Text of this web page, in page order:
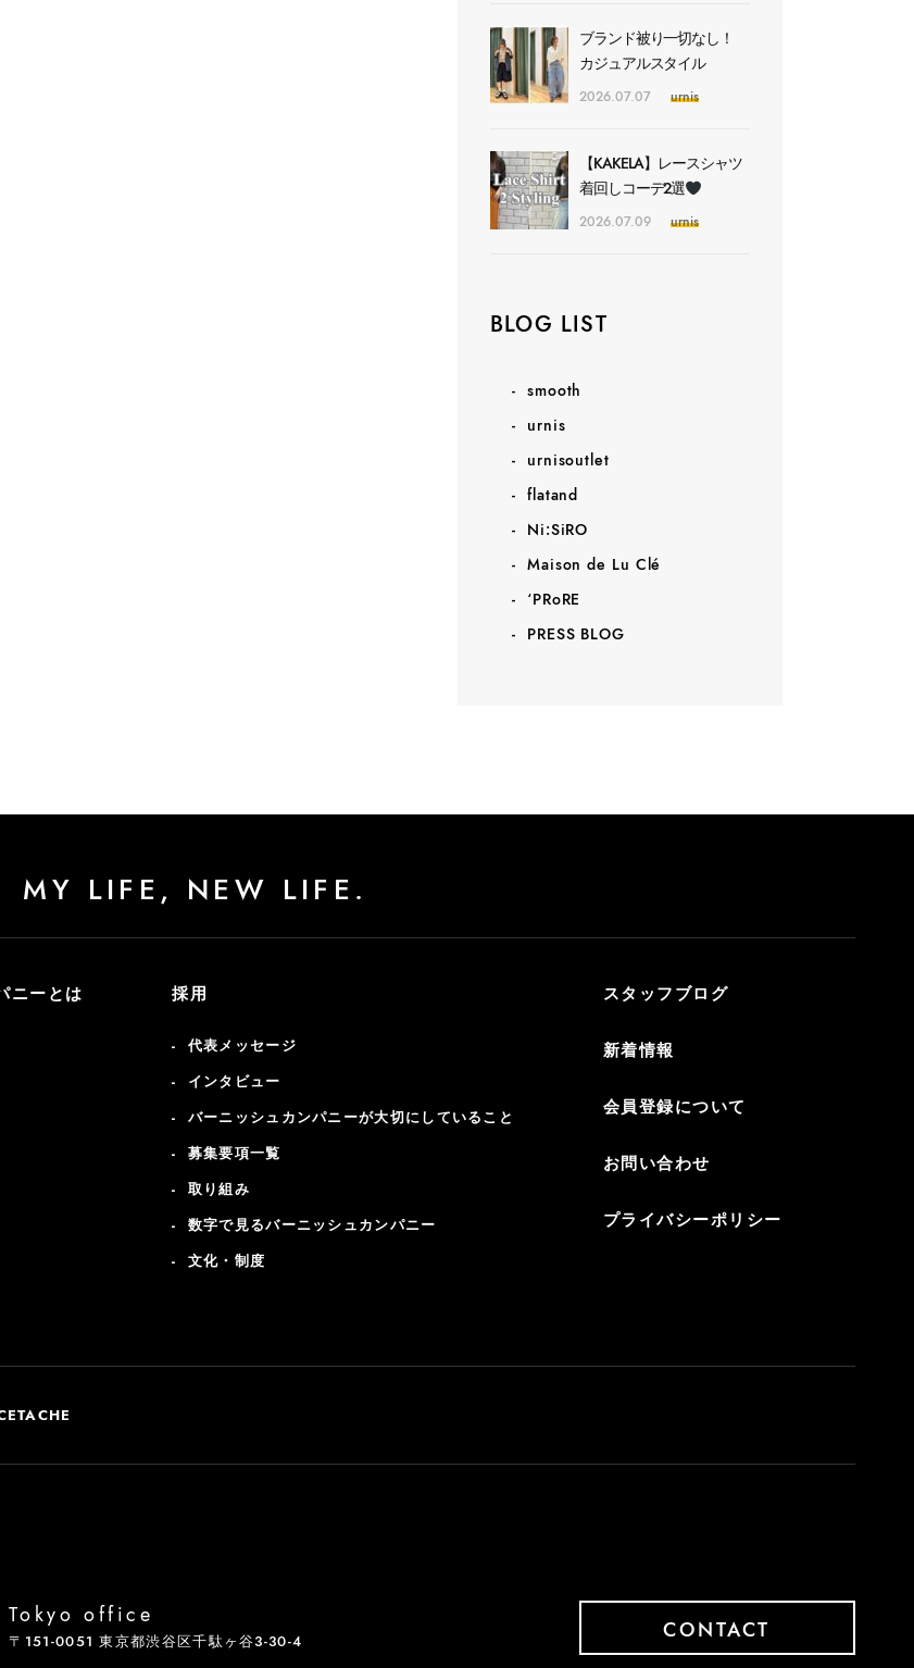
ブランド被り一切なし！
カジュアルスタイル
2026.07.07 urnis
【KAKELA】レースシャツ
着回しコーデ2選
2026.07.09 urnis
BLOG LIST
smooth
urnis
urnisoutlet
flatand
Ni:SiRO
Maison de Lu Clé
‘PRoRE
PRESS BLOG
MY LIFE, NEW LIFE.
ニーとは 採用
代表メッセージ
インタビュー
バーニッシュカンパニーが大切にしていること
募集要項一覧
取り組み
数字で見るバーニッシュカンパニー
文化・制度
スタッフブログ
新着情報
会員登録について
お問い合わせ
プライバシーポリシー
Tokyo office
〒151-0051 東京都渋谷区千駄ヶ谷3-30-4 CONTACT